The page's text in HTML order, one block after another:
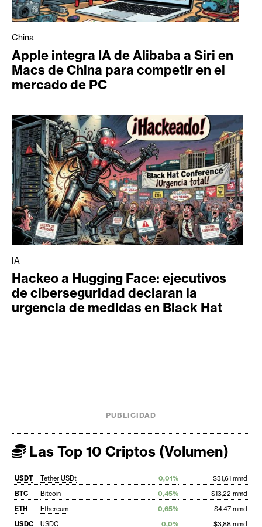
China
Apple integra IA de Alibaba a Siri en
Macs de China para competir en el
mercado de PC
IA
Hackeo a Hugging Face: ejecutivos
de ciberseguridad declaran la
urgencia de medidas en Black Hat
PUBLICIDAD
Las Top 10 Criptos (Volumen)
USDT Tether USDt 0,01%
$31,61 mmd
BTC
Bitcoin 0,45%
$13,22 mmd
ETH
Ethereum 0,65%
$4,47 mmd
USDC
USDC 0,0% $3,88 mmd